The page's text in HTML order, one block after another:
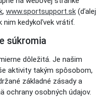
, www.sportsupport.sk (ďalej
nim kedykoľvek vrátiť.
súkromia
dôležitá. Je našim
aktivity takým spôsobom,
základné zásady a
ochrany osobných údajov.